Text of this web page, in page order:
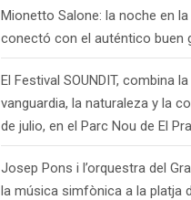
Mionetto Salone: la noche en
conectó con el auténtico buen
El Festival SOUNDIT, combina
vanguardia, la naturaleza y la
de julio, en el Parc Nou de El
Josep Pons i l’orquestra del
la música simfònica a la platja